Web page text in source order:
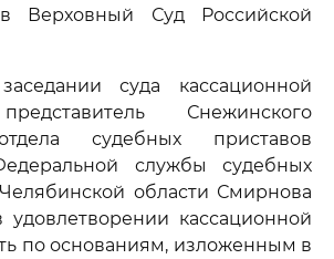
Верховный Суд Российской
суда кассационной
Снежинского
судебных приставов
службы судебных
области Смирнова
кассационной
по основаниям, изложенным в